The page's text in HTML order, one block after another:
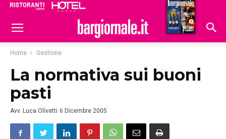
Hoteldomani
Home Gestione
La normativa sui buoni
pasti
Avv. Luca Olivetti 6 Dicembre 2005